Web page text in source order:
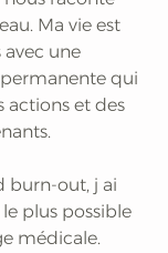
Ma vie est
une
qui
actions et des
burn-out, j ai
plus possible
médicale.